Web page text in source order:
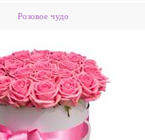
Розовое чудо